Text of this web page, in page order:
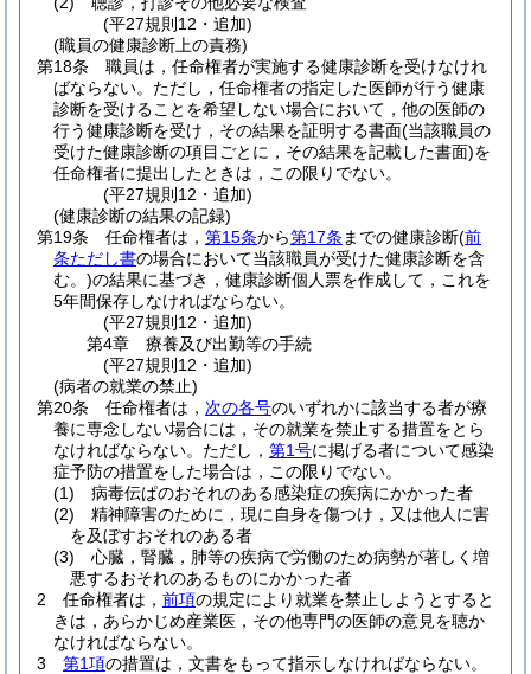
(平27規則12・追加)
(職員の健康診断上の責務)
第18条
職員は，任命権者が実施する健康診断を受けなけれ
ばならない。 ただし，任命権者の指定した医師が行う健康
診断を受けることを希望しない場合において，他の医師の
行う健康診断を受け，その結果を証明する書面(当該職員の
受けた健康診断の項目ごとに，その結果を記載した書面)を
任命権者に提出したときは，この限りでない。
(平27規則12・追加)
(健康診断の結果の記録)
第19条
任命権者は， 第15条から第17条 までの健康診断(前
条ただし書の場合において当該職員が受けた健康診断を含
む。)の結果に基づき，健康診断個人票を作成して，これを
5年間保存しなければならない。
(平27規則12・追加)
第4章
療養及び出勤等の手続
(平27規則12・追加)
(病者の就業の禁止)
第20条
任命権者は， 次の各号のいずれかに該当する者が療
養に専念しない場合には，その就業を禁止する措置をとら
なければならない。 ただし， 第1号に掲げる者について感染
症予防の措置をした場合は，この限りでない。
(1)
病毒伝ぱのおそれのある感染症の疾病にかかった者
(2)
精神障害のために，現に自身を傷つけ，又は他人に害
を及ぼすおそれのある者
(3)
心臓，腎臓，肺等の疾病で労働のため病勢が著しく増
悪するおそれのあるものにかかった者
2
任命権者は， 前項の規定により就業を禁止しようとすると
きは，あらかじめ産業医，その他専門の医師の意見を聴か
なければならない。
3
第1項の措置は，文書をもって指示しなければならない。